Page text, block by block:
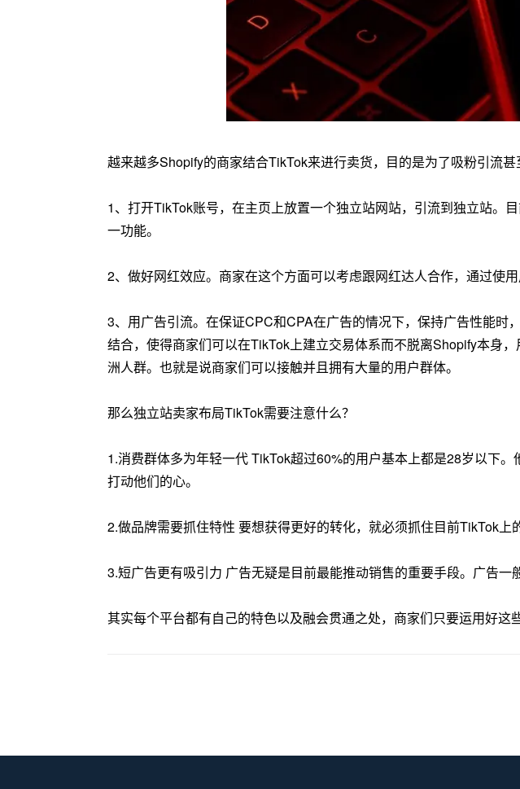
越来越多Shopify的商家结合TikTok来进行卖货，目的是为了吸粉引流
1、打开TikTok账号，在主页上放置一个独立站网站，引流到独立站。
一功能。
2、做好网红效应。商家在这个方面可以考虑跟网红达人合作，通过使
3、用广告引流。在保证CPC和CPA在广告的情况下，保持广告性能
结合，使得商家们可以在TikTok上建立交易体系而不脱离Shopify本身
洲人群。也就是说商家们可以接触并且拥有大量的用户群体。
那么独立站卖家布局TikTok需要注意什么？
1.消费群体多为年轻一代 TikTok超过60%的用户基本上都是28岁以下
打动他们的心。
2.做品牌需要抓住特性 要想获得更好的转化，就必须抓住目前TikTok上
3.短广告更有吸引力 广告无疑是目前最能推动销售的重要手段。广告一
其实每个平台都有自己的特色以及融会贯通之处，商家们只要运用好这